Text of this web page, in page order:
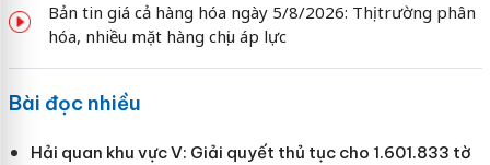
Bản tin giá cả hàng hóa ngày 5/8/2026: Thị trường phân
hóa, nhiều mặt hàng chịu áp lực
Bài đọc nhiều
Hải quan khu vực V: Giải quyết thủ tục cho 1.601.833 tờ